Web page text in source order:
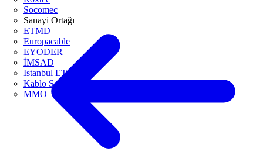
Socomec
Sanayi Ortağı
ETMD
Europacable
EYODER
İMSAD
Istanbul ETO
Kablo Sanayicileri Derneği
MMO